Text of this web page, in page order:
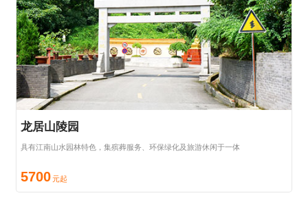
龙居山陵园
具有江南山水园林特色，集殡葬服务、环保绿化及旅游休闲于一体
5700